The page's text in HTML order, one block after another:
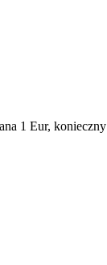
1 Eur,